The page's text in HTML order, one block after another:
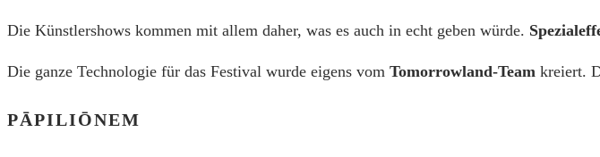
Die Künstlershows kommen mit allem daher, was es auch in echt geben würde.
Die ganze Technologie für das Festival wurde eigens vom Tomorrowland-Team kreiert.
PĀPILIŌNEM